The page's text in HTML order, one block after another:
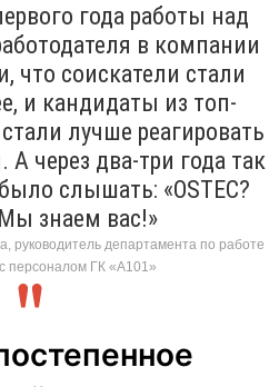
года работы над
в компании
что соискатели стали
и кандидаты из топ-
лучше реагировать
через два-три года так
слышать: «OSTEC?
Мы знаем вас!»
руководитель департамента по работе
с персоналом ГК «А101»